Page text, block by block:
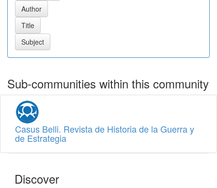
Sub-communities within this community
Casus Belli. Revista de Historia de la Guerra y
de Estrategia
Discover